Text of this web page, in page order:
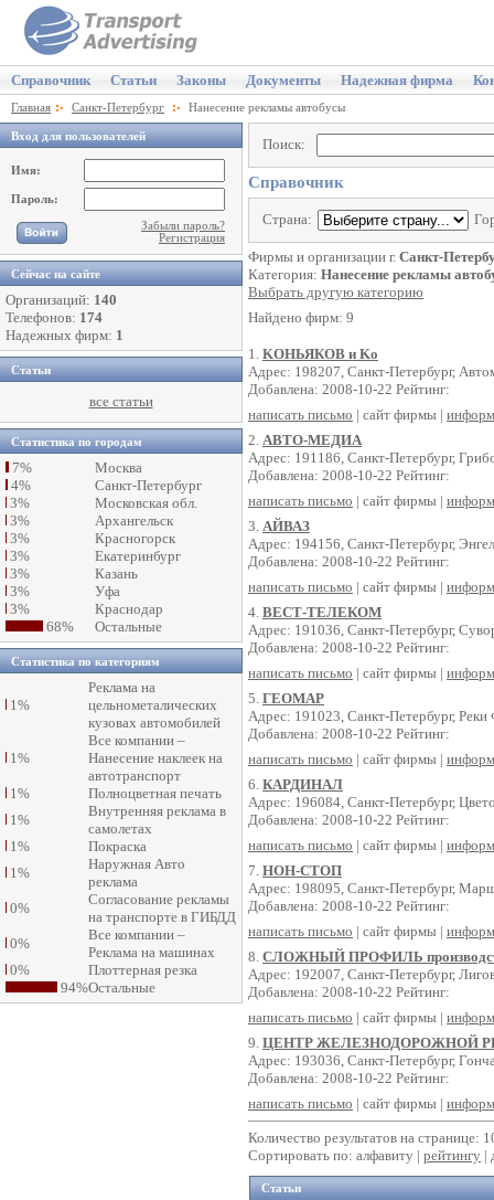
Справочник Статьи Законы Документы Надежная фирма
Главная Санкт-Петербург Нанесение рекламы автобусы
Вход для пользователей
Имя:
Пароль:
Забыли пароль?
Регистрация
Сейчас на сайте
Организаций: 140
Телефонов: 174
Надежных фирм: 1
Статьи
все статьи
Статистика по городам
7%
Москва
4%
Санкт-Петербург
3%
Московская обл.
3%
Архангельск
3%
Красногорск
3%
Екатеринбург
3%
Казань
3%
Уфа
3%
Краснодар
68%
Остальные
Статистика по категориям
1%
Реклама на
цельнометалических
кузовах автомобилей
1%
Все компании –
Нанесение наклеек на
автотранспорт
1%
Полноцветная печать
1%
Внутренняя реклама в
самолетах
1%
Покраска
1%
Наружная Авто
реклама
0%
Согласование рекламы
на транспорте в ГИБДД
0%
Все компании –
Реклама на машинах
0%
Плоттерная резка
94%Остальные
Поиск:
Справочник
Страна:
Фирмы и организации г. Санкт-
Категория: Нанесение рекламы
Выбрать другую категорию
Найдено фирм: 9
1. KОНЬЯКОВ и Kо
Адрес: 198207, Санкт-Петербург,
Добавлена: 2008-10-22 Рейтинг:
написать письмо | сайт фирмы |
2. АВТО-МЕДИА
Адрес: 191186, Санкт-Петербург,
Добавлена: 2008-10-22 Рейтинг:
написать письмо | сайт фирмы |
3. АЙВАЗ
Адрес: 194156, Санкт-Петербург,
Добавлена: 2008-10-22 Рейтинг:
написать письмо | сайт фирмы |
4. ВЕСТ-ТЕЛЕКОМ
Адрес: 191036, Санкт-Петербург,
Добавлена: 2008-10-22 Рейтинг:
написать письмо | сайт фирмы |
5. ГЕОМАР
Адрес: 191023, Санкт-Петербург,
Добавлена: 2008-10-22 Рейтинг:
написать письмо | сайт фирмы |
6. КАРДИНАЛ
Адрес: 196084, Санкт-Петербург,
Добавлена: 2008-10-22 Рейтинг:
написать письмо | сайт фирмы |
7. НОН-СТОП
Адрес: 198095, Санкт-Петербург,
Добавлена: 2008-10-22 Рейтинг:
написать письмо | сайт фирмы |
8. СЛОЖНЫЙ ПРОФИЛЬ
Адрес: 192007, Санкт-Петербург,
Добавлена: 2008-10-22 Рейтинг:
написать письмо | сайт фирмы |
9. ЦЕНТР ЖЕЛЕЗНОДОРОЖНОЙ
Адрес: 193036, Санкт-Петербург,
Добавлена: 2008-10-22 Рейтинг:
написать письмо | сайт фирмы |
Количество результатов на странице:
Сортировать по: алфавиту | рейтингу |
Статьи